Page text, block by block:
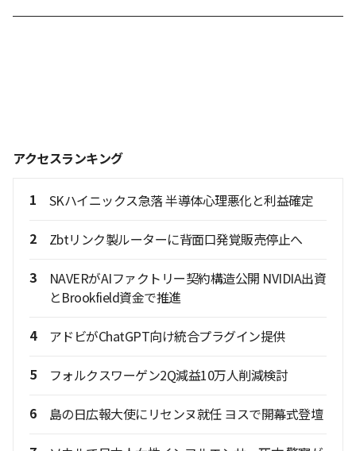
アクセスランキング
1 SKハイニックス急落 半導体心理悪化と利益確定
2 Zbtリンク製ルーターに背面口発覚販売停止へ
3
NAVERがAIファクトリー契約構造公開 NVIDIA出資
とBrookfield資金で推進
4 アドビがChatGPT向け統合プラグイン提供
5 フォルクスワーゲン2Q減益10万人削減検討
6 島の日広報大使にリセンヌ就任 ヨスで開幕式登壇